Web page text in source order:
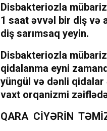
Disbakteriozla
1 saat əvvəl bir diş və
diş sarımsaq yeyin.
Disbakteriozla
qidalanma eyni
yüngül və dənli
vaxt orqanizmi
QARA CİYƏRİN